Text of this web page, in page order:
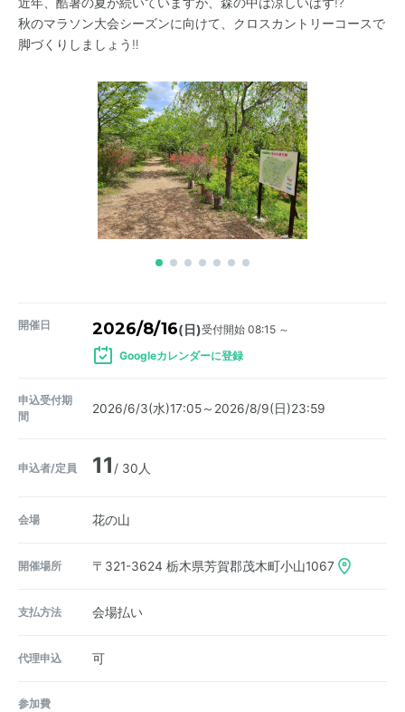
秋のマラソン大会シーズンに向けて、クロスカントリーコースで
脚づくりしましょう‼
開催日 2026/8/16(日)受付開始 08:15 ～
Googleカレンダーに登録
申込受付期
間
2026/6/3(水)17:05～2026/8/9(日)23:59
申込者/定員 11 / 30人
会場 花の山
開催場所 〒321-3624 栃木県芳賀郡茂木町小山1067
支払方法 会場払い
代理申込 可
参加費